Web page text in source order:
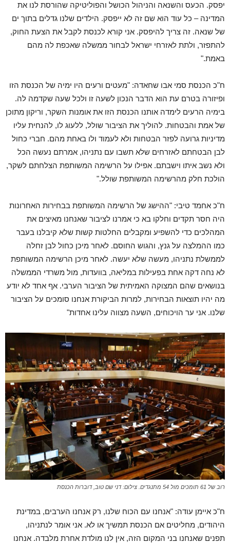
יפסק. הכעס והשנאה והניהול הכושל והפוליטיקה שהורסת לנו את
המדינה – כל עוד הוא שם זה לא ייפסק. הילדים שלנו גדלים בתוך ים
של שנאה. זה צריך להיפסק. אני קורא לכנסת לקבל את הצעת החוק,
להתפזר, ולתת לאזרחי ישראל לבחור ממשלה שאכפת לה מהם
באמת."
ח"כ הכנסת סמי אבו שחאדה: "מעטים ורעים היו ימיה של הכנסת הזו
ופיזורה בטרם עת הוא הדבר הנכון לשעה זו ולכל שעה שקדמה לה.
בימיה הרעים לימדה אותנו הכנסת הזו את אומנות השקר, וריקון מתוכן
של אמת והבטחות. להוליך את הציבור שולל, ללעוג לו, להנחית עליו
מדיניות גרועה לפזר הבטחות ולא לעמוד ולו באחת מהם. חברי כחול
לבן הבטחתם לאזרחים שלא תשבו עם נתניהו, אמרתם נעשה הכל
ולא נשב איתו וישבתם. אפילו על הרשימה המשותפת הצלחתם לשקר,
הולכת חלק מהרשימה המשותפת שולל."
ח"כ אחמד טיבי: "ההישג של הרשימה המשותפת בבחירות האחרונות
היה חסר תקדים וחלקו בא כי אמרנו לציבור שאנחנו מאיצים את
המהלכים כדי להשפיע ומקבלים החלטות קשות שלא קיבלנו בעבר
כמו ההמלצה על גנץ, והגוש החוסם. לאחר מיכן כחול לבן זחלה
לממשלת נתניהו, מעשה שלא יעשה. לאחר מיכן הרשימה המשותפת
לא נחה דקה אחת בפעילות במליאה, בוועדות, מול משרדי הממשלה
בנושאים שהם המצוקה האמיתית של הציבור הערבי. אף אחד לא יודע
מה יהיו תוצאות הבחירות, למרות הביקורת אנחנו סומכים על הציבור
שלנו. אני ער הויכוחים, השעה מצווה עלינו אחדות"
רוב של 61 תומכים מול 54 מתנגדים. צילום: דני שם טוב, דוברות הכנסת
ח"כ איימן עודה: "אנחנו עם הכוח שלנו, רק אנחנו הערבים, במדינת
היהודים, מחליטים אם הכנסת תמשיך או לא. אני אומר לנתניהו,
תפנים שאנחנו בני המקום הזה, אין לנו מולדת אחרת מלבדה. אנחנו